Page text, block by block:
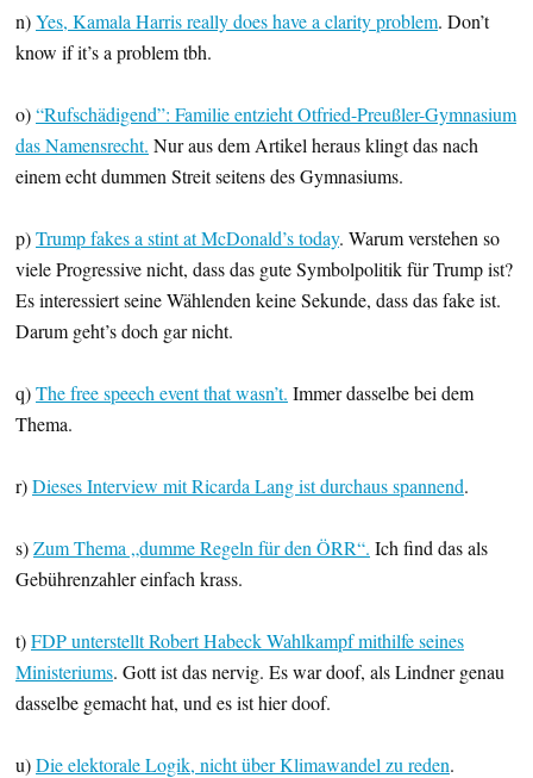
n)Yes, Kamala Harris really does have a clarity problem. Don’t
know if it’s a problem tbh.
o)“Rufschädigend”: Familie entzieht Otfried-Preußler-Gymnasium
das Namensrecht. Nur aus dem Artikel heraus klingt das nach
einem echt dummen Streit seitens des Gymnasiums.
p)Trump fakes a stint at McDonald’s today. Warum verstehen so
viele Progressive nicht, dass das gute Symbolpolitik für Trump ist?
Es interessiert seine Wählenden keine Sekunde, dass das fake ist.
Darum geht’s doch gar nicht.
q)The free speech event that wasn’t. Immer dasselbe bei dem
Thema.
r)Dieses Interview mit Ricarda Lang ist durchaus spannend.
s)Zum Thema „dumme Regeln für den ÖRR“. Ich find das als
Gebührenzahler einfach krass.
t)FDP unterstellt Robert Habeck Wahlkampf mithilfe seines
Ministeriums. Gott ist das nervig. Es war doof, als Lindner genau
dasselbe gemacht hat, und es ist hier doof.
u)Die elektorale Logik, nicht über Klimawandel zu reden.